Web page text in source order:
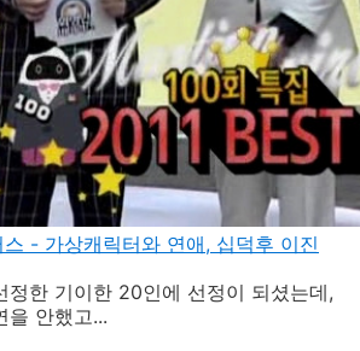
- 가상캐릭터와 연애, 십덕후 이진
정한 기이한 20인에 선정이 되셨는데,
을 안했고...